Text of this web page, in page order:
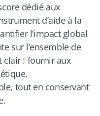
dédié aux
d’aide à la
l’impact global
sur l’ensemble de
clair : fournir aux
tout en conservant